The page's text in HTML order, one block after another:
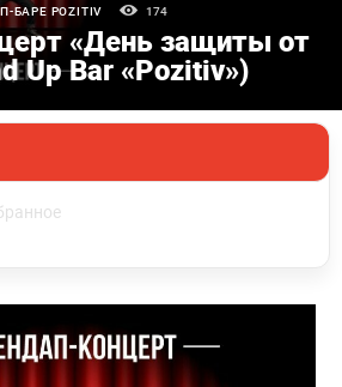
БАРЕ POZITIV 174
«День защиты от
Up Bar «Pozitiv»)